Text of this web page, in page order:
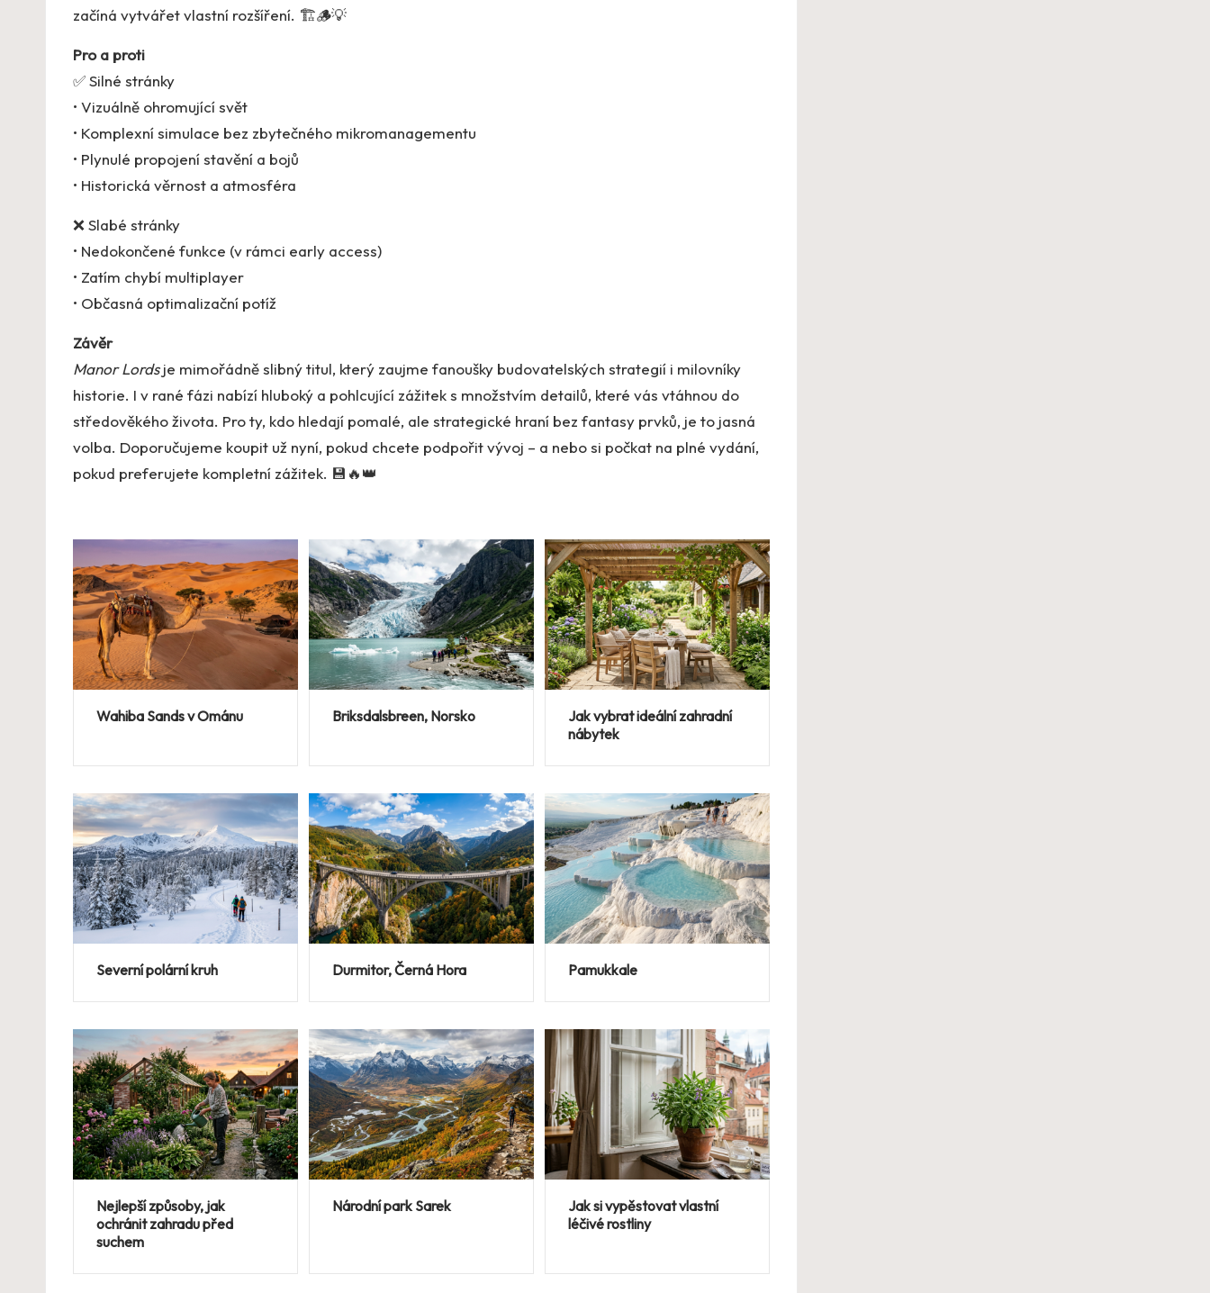
začíná vytvářet vlastní rozšíření. 🏗️🪵💡
Pro a proti
✅ Silné stránky
• Vizuálně ohromující svět
• Komplexní simulace bez zbytečného mikromanagementu
• Plynulé propojení stavění a bojů
• Historická věrnost a atmosféra
❌ Slabé stránky
• Nedokončené funkce (v rámci early access)
• Zatím chybí multiplayer
• Občasná optimalizační potíž
Závěr
Manor Lordsje mimořádně slibný titul, který zaujme fanoušky budovatelských strategií i milovníky
historie. I v rané fázi nabízí hluboký a pohlcující zážitek s množstvím detailů, které vás vtáhnou do
středověkého života. Pro ty, kdo hledají pomalé, ale strategické hraní bez fantasy prvků, je to jasná
volba. Doporučujeme koupit už nyní, pokud chcete podpořit vývoj – a nebo si počkat na plné vydání,
pokud preferujete kompletní zážitek. 💾🔥👑
Wahiba Sands v Ománu Briksdalsbreen, Norsko
Jak vybrat ideální zahradní
nábytek
Severní polární kruh Durmitor, Černá Hora Pamukkale
Nejlepší způsoby, jak
ochránit zahradu před
suchem
Národní park Sarek
Jak si vypěstovat vlastní
léčivé rostliny